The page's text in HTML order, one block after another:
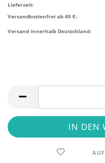
Lieferzeit:
Versandkostenfrei ab 49 €:
Versand innerhalb Deutschland: